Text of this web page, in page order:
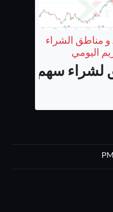
تحليل سهم Apple و مناطق الشراء
اليومي
سهم شركة